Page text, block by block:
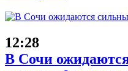
12:28
В Сочи